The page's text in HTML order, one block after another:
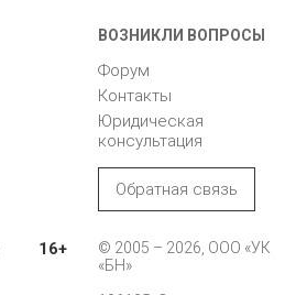
ВОЗНИКЛИ ВОПРОСЫ
Форум
Контакты
Юридическая
консультация
Обратная связь
16+
© 2005 – 2026, ООО «УК
«БН»